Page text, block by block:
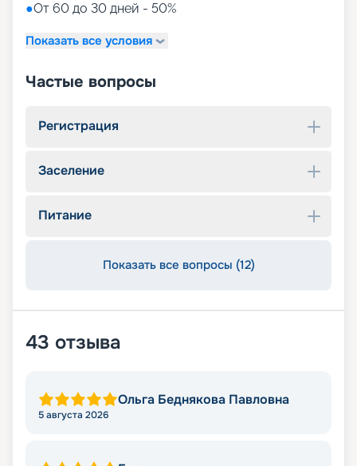
●От 60 до 30 дней - 50%
Показать все условия
Частые вопросы
Регистрация
Заселение
Питание
Показать все вопросы (12)
43 отзыва
Ольга Беднякова Павловна
5 августа 2026